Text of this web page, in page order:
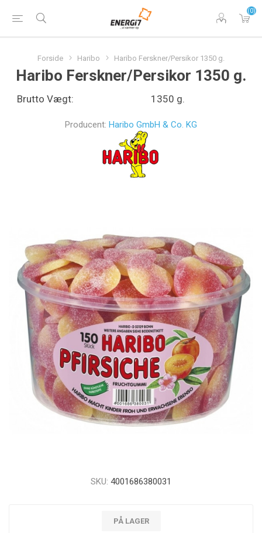
(0)
Forside Haribo Haribo Ferskner/Persikor 1350 g.
Haribo Ferskner/Persikor 1350 g.
Brutto Vægt: 1350 g.
Producent: Haribo GmbH & Co. KG
SKU: 4001686380031
PÅ LAGER